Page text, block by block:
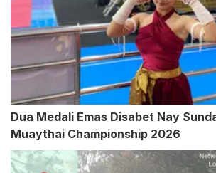
Dua Medali Emas Disabet Nay
Muaythai Championship 2026